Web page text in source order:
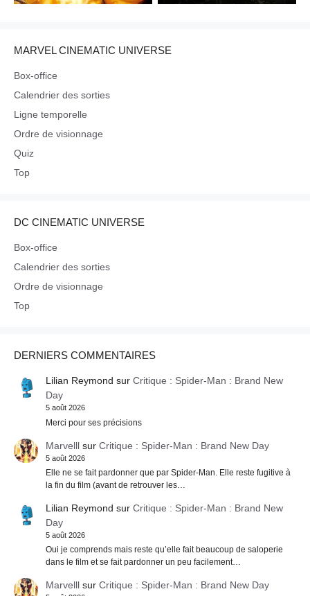
MARVEL CINEMATIC UNIVERSE
Box-office
Calendrier des sorties
Ligne temporelle
Ordre de visionnage
Quiz
Top
DC CINEMATIC UNIVERSE
Box-office
Calendrier des sorties
Ordre de visionnage
Top
DERNIERS COMMENTAIRES
Lilian Reymond sur Critique : Spider-Man : Brand New
Day
5 août 2026
Merci pour ses précisions
Marvelllsur Critique : Spider-Man : Brand New Day
5 août 2026
Elle ne se fait pardonner que par Spider-Man. Elle reste fugitive à
la fin du film (avant de retrouver les…
Lilian Reymond sur Critique : Spider-Man : Brand New
Day
5 août 2026
Oui je comprends mais reste qu’elle fait beaucoup de saloperie
dans le film et se fait pardonner un peu facilement…
Marvelllsur Critique : Spider-Man : Brand New Day